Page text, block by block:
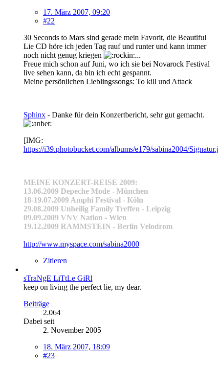
17. März 2007, 09:20
#22
30 Seconds to Mars sind gerade mein Favorit, die Beautiful
Lie CD höre ich jeden Tag rauf und runter und kann immer
noch nicht genug kriegen
...
Freue mich schon auf Juni, wo ich sie bei Novarock Festival
live sehen kann, da bin ich echt gespannt.
Meine persönlichen Lieblingssongs: To kill und Attack
Sphinx - Danke für dein Konzertbericht, sehr gut gemacht.
[IMG:
https://i39.photobucket.com/albums/e179/sabina2004/
MEINE KONZERT-REISE 2009:
13.06.2009 Depeche Mode - München
18-19.07.2009 Amphi Festival - Köln
29.08.2009 Unheilig Family Treffen - Leipzig
09.09.2009 VNV Nation - Wien
19.12.2009 RAMMSTEIN - Berlin Velodrom
http://www.myspace.com/sabina2000
Zitieren
sTraNgE LiTtLe GiRl
keep on living the perfect lie, my dear.
Beiträge
2.064
Dabei seit
2. November 2005
18. März 2007, 18:09
#23